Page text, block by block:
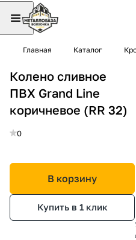
Главная Каталог
Колено сливное
ПВХ Grand Line
коричневое (RR 32)
0
В корзину
Купить в 1 клик